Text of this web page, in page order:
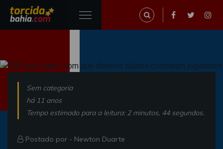
Sem categoria
há 11 anos
Tempo estimado para a leitura: 2 minutos, 44 segundos.
Postado por - Newton Duarte